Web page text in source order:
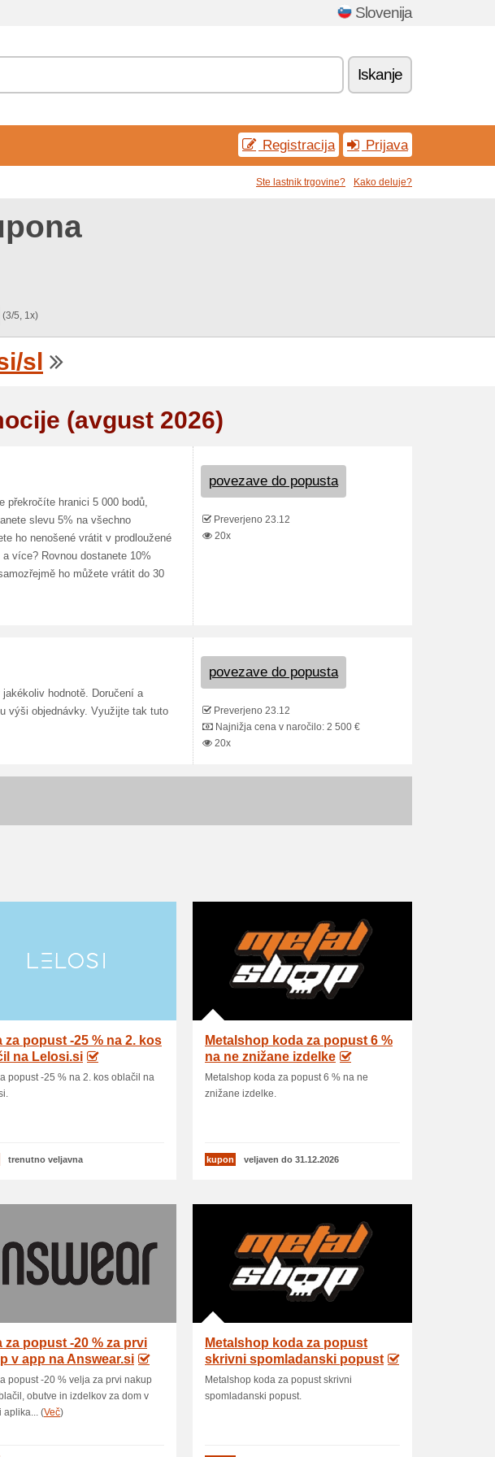
Slovenija
Iskanje
Registracija Prijava
Ste lastnik trgovine? Kako deluje?
(3/5, 1x)
sl
(avgust 2026)
překročíte hranici 5 000 bodů,
slevu 5% na všechno
ho nenošené vrátit v prodloužené
více? Rovnou dostanete 10%
ho můžete vrátit do 30
povezave do popusta
Preverjeno 23.12
20x
hodnotě. Doručení a
výši objednávky. Využijte tak tuto
povezave do popusta
Preverjeno 23.12
Najnižja cena v naročilo: 2 500 €
20x
za popust -25 % na 2. kos
na Lelosi.si
popust -25 % na 2. kos oblačil na
trenutno veljavna
Metalshop koda za popust 6 %
na ne znižane izdelke
Metalshop koda za popust 6 % na ne
znižane izdelke.
kupon veljaven do 31.12.2026
za popust -20 % za prvi
v app na Answear.si
popust -20 % velja za prvi nakup
obutve in izdelkov za dom v
aplika... (Več)
Metalshop koda za popust
skrivni spomladanski popust
Metalshop koda za popust skrivni
spomladanski popust.